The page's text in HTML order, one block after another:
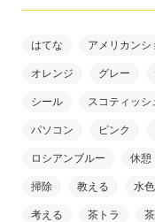
はてな アメリカンシ
オレンジ グレー
シール スコティッ
パソコン ピンク
ロシアンブルー 休憩
掃除 教える 水色
考える 茶トラ